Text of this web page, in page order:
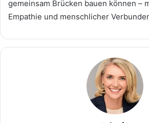
gemeinsam Brücken bauen können –
Empathie und menschlicher